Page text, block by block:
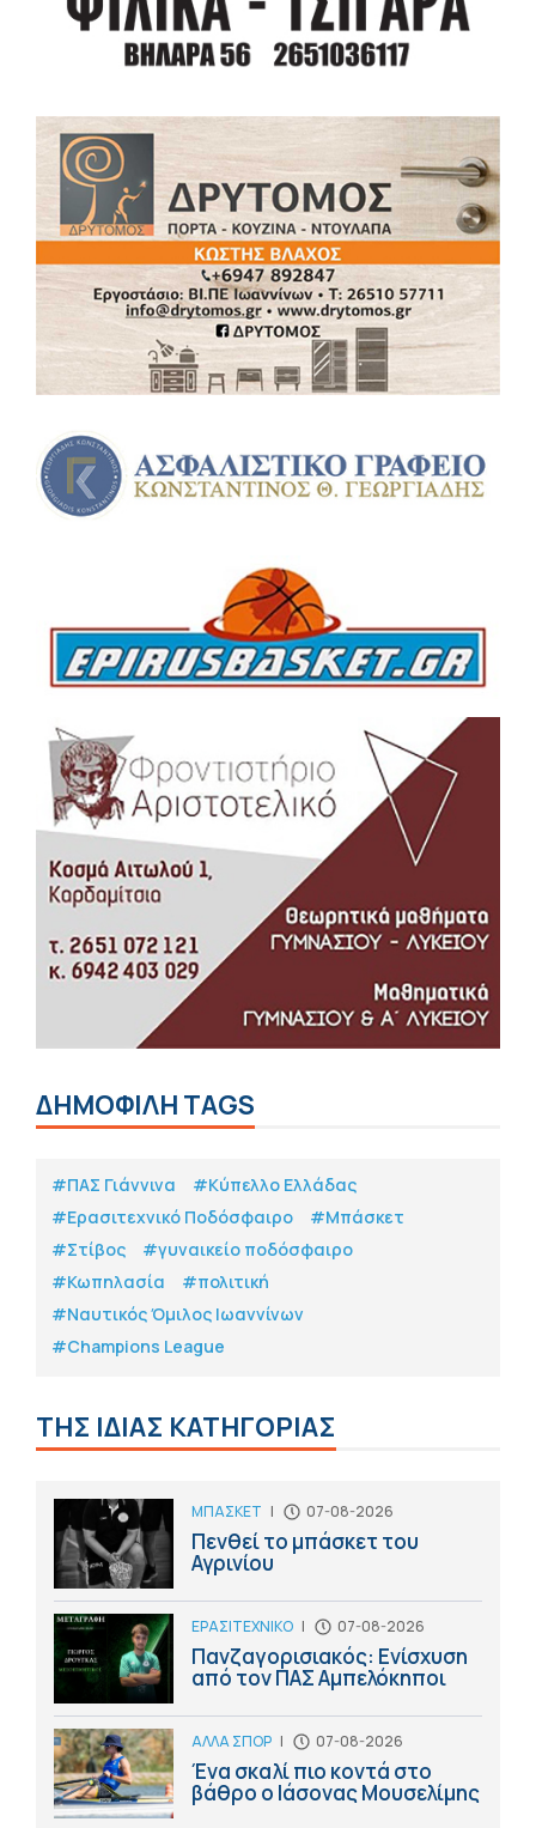
ΔΗΜΟΦΙΛΗ TAGS
#ΠΑΣ Γιάννινα
#Κύπελλο Ελλάδας
#Eρασιτεχνικό Ποδόσφαιρο
#Μπάσκετ
#Στίβος
#γυναικείο ποδόσφαιρο
#Κωπηλασία
#πολιτική
#Ναυτικός Όμιλος Ιωαννίνων
#Champions League
ΤΗΣ ΙΔΙΑΣ ΚΑΤΗΓΟΡΙΑΣ
ΜΠΑΣΚΕΤ | 07-08-2026
Πενθεί το μπάσκετ του
Αγρινίου
ΕΡΑΣΙΤΕΧΝΙΚΟ | 07-08-2026
Πανζαγορισιακός: Ενίσχυση
από τον ΠΑΣ Αμπελόκηποι
ΑΛΛΑ ΣΠΟΡ | 07-08-2026
Ένα σκαλί πιο κοντά στο
βάθρο ο Ιάσονας Μουσελίμης